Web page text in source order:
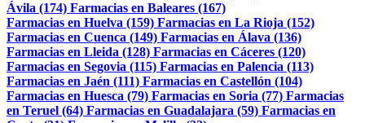
Ávila (174) Farmacias en Baleares (167)
Farmacias en Huelva (159) Farmacias en La Rioja (152)
Farmacias en Cuenca (149) Farmacias en Álava (136)
Farmacias en Lleida (128) Farmacias en Cáceres (120)
Farmacias en Segovia (115) Farmacias en Palencia (113)
Farmacias en Jaén (111) Farmacias en Castellón (104)
Farmacias en Huesca (79) Farmacias en Soria (77) Farmacias
en Teruel (64) Farmacias en Guadalajara (59) Farmacias en